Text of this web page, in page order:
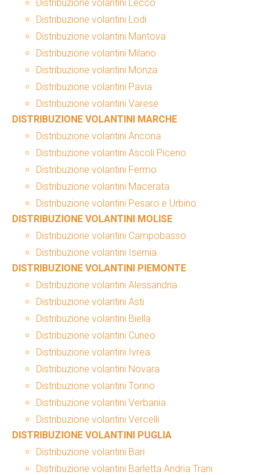
Distribuzione volantini Lecco
Distribuzione volantini Lodi
Distribuzione volantini Mantova
Distribuzione volantini Milano
Distribuzione volantini Monza
Distribuzione volantini Pavia
Distribuzione volantini Varese
DISTRIBUZIONE VOLANTINI MARCHE
Distribuzione volantini Ancona
Distribuzione volantini Ascoli Piceno
Distribuzione volantini Fermo
Distribuzione volantini Macerata
Distribuzione volantini Pesaro e Urbino
DISTRIBUZIONE VOLANTINI MOLISE
Distribuzione volantini Campobasso
Distribuzione volantini Isernia
DISTRIBUZIONE VOLANTINI PIEMONTE
Distribuzione volantini Alessandria
Distribuzione volantini Asti
Distribuzione volantini Biella
Distribuzione volantini Cuneo
Distribuzione volantini Ivrea
Distribuzione volantini Novara
Distribuzione volantini Torino
Distribuzione volantini Verbania
Distribuzione volantini Vercelli
DISTRIBUZIONE VOLANTINI PUGLIA
Distribuzione volantini Bari
Distribuzione volantini Barletta Andria Trani